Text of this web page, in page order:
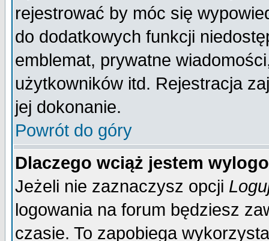
rejestrować by móc się
do dodatkowych funkcji
emblemat, prywatne
użytkowników itd. Rejestracja
jej dokonanie.
Powrót do góry
Dlaczego wciąż jestem
Jeżeli nie zaznaczysz opcji
logowania na forum będziesz
czasie. To zapobiega